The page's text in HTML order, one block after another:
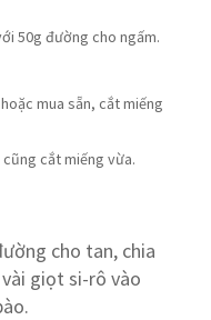
50g đường cho ngấm.
mua sẵn, cắt miếng
cắt miếng vừa.
cho tan, chia
giọt si-rô vào